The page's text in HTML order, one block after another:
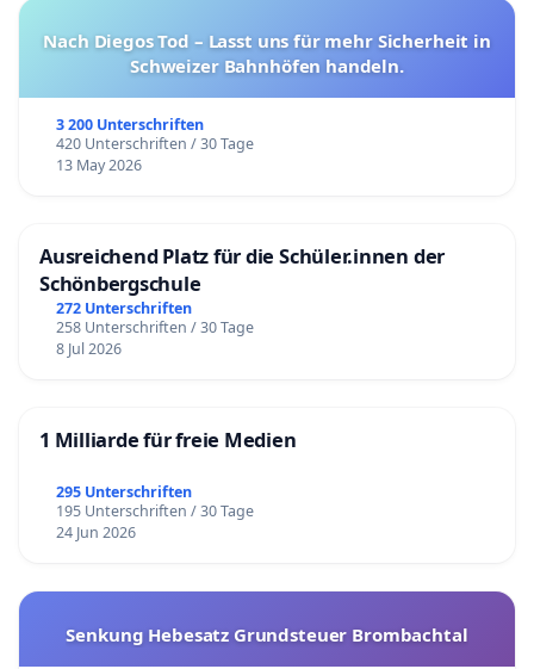
Nach Diegos Tod – Lasst uns für mehr Sicherheit in
Schweizer Bahnhöfen handeln.
3 200 Unterschriften
420 Unterschriften / 30 Tage
13 May 2026
Ausreichend Platz für die Schüler.innen der
Schönbergschule
272 Unterschriften
258 Unterschriften / 30 Tage
8 Jul 2026
1 Milliarde für freie Medien
295 Unterschriften
195 Unterschriften / 30 Tage
24 Jun 2026
Senkung Hebesatz Grundsteuer Brombachtal